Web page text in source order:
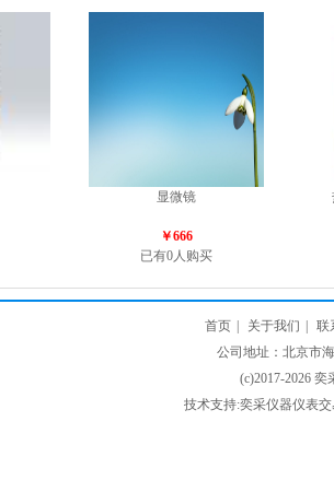
显微镜
￥666
已有0人购买
首页 关于我们
联
公司地址：北京市
(c)2017-2026
技术支持:奕采仪器仪表